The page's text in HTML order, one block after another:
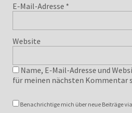
E-Mail-Adresse *
Website
Name, E-Mail-Adresse und
für meinen nächsten Kommentar
Benachrichtige mich über neue Beiträge